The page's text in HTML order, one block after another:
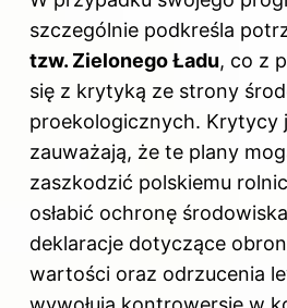
szczególnie podkreśla
tzw. Zielonego Ładu, co z
się z krytyką ze strony
proekologicznych. Krytycy
zauważają, że te plany
zaszkodzić polskiemu
osłabić ochronę
deklaracje dotyczące
wartości oraz odrzucenia